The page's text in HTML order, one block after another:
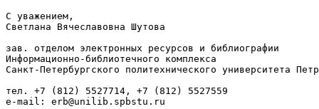
С уважением,
Светлана Вячеславовна Шутова
зав. отделом электронных ресурсов и библиографии
Информационно-библиотечного комплекса
Санкт-Петербургского политехнического университета
тел. +7 (812) 5527714, +7 (812) 5527559
e-mail: erb@unilib.spbstu.ru